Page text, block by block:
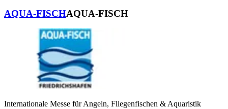
AQUA-FISCHAQUA-FISCH
Internationale Messe für Angeln, Fliegenfischen & Aquaristik